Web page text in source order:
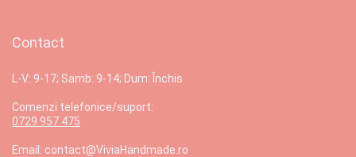
Contact
L-V: 9-17; Samb: 9-14; Dum: Închis
Comenzi telefonice/suport:
0729 957 475
Email: contact@ViviaHandmade.ro